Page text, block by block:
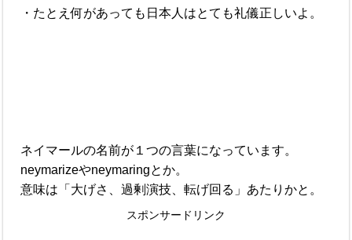
・たとえ何があっても日本人はとても礼儀正しいよ。
ネイマールの名前が１つの言葉になっています。
neymarizeやneymaringとか。
意味は「大げさ、過剰演技、転げ回る」あたりかと。
スポンサードリンク